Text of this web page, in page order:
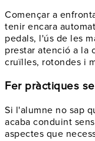
Començar a
tenir encara
pedals, l'ús de les
prestar atenció a la
cruïlles, rotondes i
Fer pràctiques
Si l'alumne no sap
acaba conduint
aspectes que